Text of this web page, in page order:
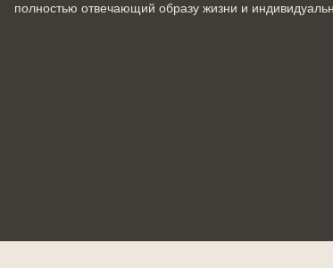
полностью отвечающий образу жизни и